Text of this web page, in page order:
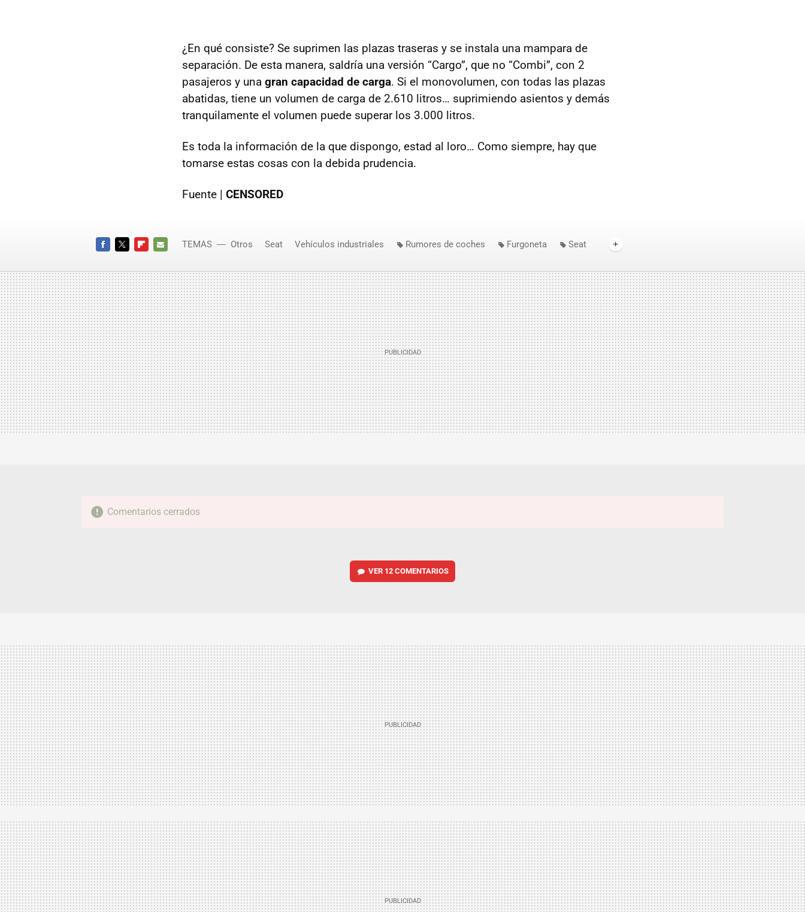
¿En qué consiste? Se suprimen las plazas traseras y se instala una mampara de
separación. De esta manera, saldría una versión “Cargo”, que no “Combi”, con 2
pasajeros y una gran capacidad de carga. Si el monovolumen, con todas las plazas
abatidas, tiene un volumen de carga de 2.610 litros… suprimiendo asientos y demás
tranquilamente el volumen puede superar los 3.000 litros.
Es toda la información de la que dispongo, estad al loro… Como siempre, hay que
tomarse estas cosas con la debida prudencia.
Fuente | CENSORED
MAIL
TEMAS Otros Seat Vehículos industriales Rumores de coches Furgoneta
Seat
Comentarios cerrados
VER 12 COMENTARIOS